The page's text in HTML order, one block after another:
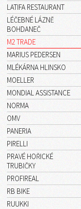
LATIFA RESTAURANT
LÉČEBNÉ LÁZNĚ
BOHDANEČ
M2 TRADE
MARIUS PEDERSEN
MLÉKÁRNA HLINSKO
MOELLER
MONDIAL ASSISTANCE
NORMA
OMV
PANERIA
PIRELLI
PRAVÉ HOŘICKÉ
TRUBIČKY
PROFIREAL
RB BIKE
RUUKKI